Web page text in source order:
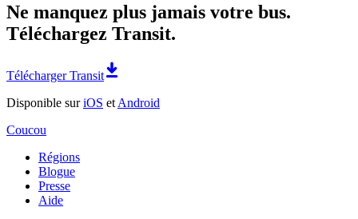
Ne manquez plus jamais votre bus.
Téléchargez Transit.
Télécharger Transit
Disponible suriOS et Android
Coucou
Régions
Blogue
Presse
Aide